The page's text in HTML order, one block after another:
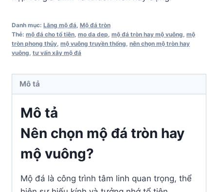
Danh mục: Lăng mộ đá, Mộ đá tròn
Thẻ: mộ đá cho tổ tiên, mo da dep, mộ đá tròn hay mộ vuông, mộ
tròn phong thủy, mộ vuông truyền thống, nên chọn mộ tròn hay
vuông, tư vấn xây mộ đá
Mô tả
Mô tả
Nên chọn mộ đá tròn hay
mộ vuông?
Mộ đá là công trình tâm linh quan trọng, thể